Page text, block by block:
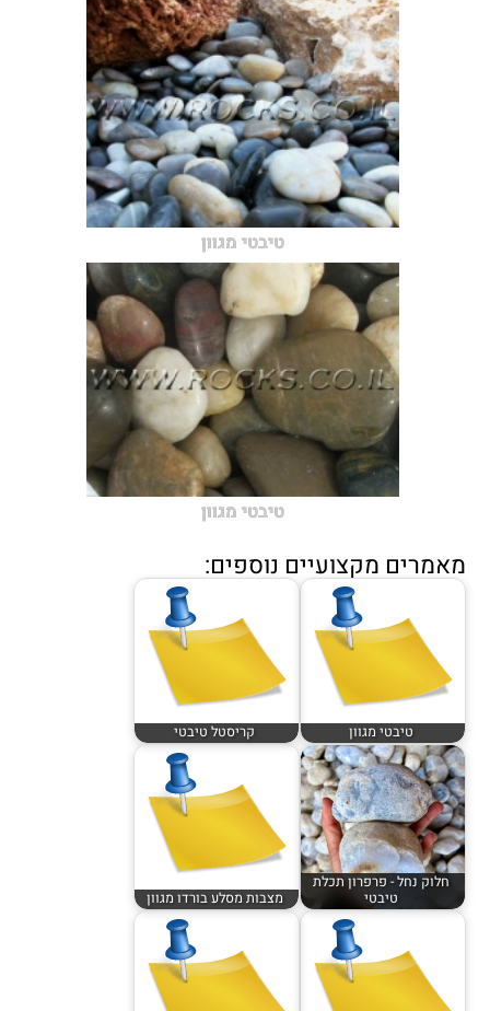
טיבטי מגוון
טיבטי מגוון
מאמרים מקצועיים נוספים:
טיבטי מגוון קריסטל טיבטי
חלוק נחל - פרפרון תכלת
טיבטי
מצבות מסלע בורדו מגוון